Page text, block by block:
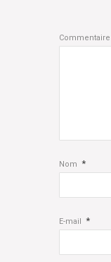
Commentaire
Nom *
E-mail *